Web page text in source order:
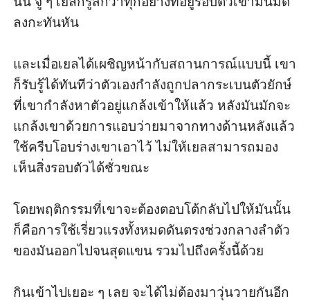
ลงกะทันหัน
และเมื่อเยลได้เผชิญหน้ากับสถานการณ์แบบนี้ เขา
ก็รับรู้ได้ทันทีว่าตัวเองกำลังถูกปลากระเบนตัวยักษ์
ที่เขากำลังหาตัวอยู่แกล้งเข้าให้แล้ว หลังมันมักจะ
แกล้งเขาด้วยการแอบว่ายมาจากทางด้านหลังแล้ว
ใช้ครีบโอบร่างเขาเอาไว้ ไม่ให้เยลสามารถมอง
เห็นสิ่งรอบตัวได้ชั่วขณะ
โดยพฤติกรรมที่เขาจะต้องตอบโต้กลับไปให้มันนั้น
ก็คือการใช้เรี่ยวแรงทั้งหมดดันตรงช่วงกลางลำตัว
ของมันออกไปจนสุดแขน รวมไปถึงครั้งนี้ด้วย
กินเข้าไปเยอะ ๆ เลย จะได้ไม่ต้องมาวุ่นวายกันอีก